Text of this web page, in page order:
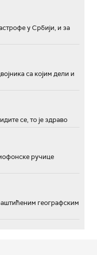
у Србији, и за
са којим дели и
се, то је здраво
ручице
географским